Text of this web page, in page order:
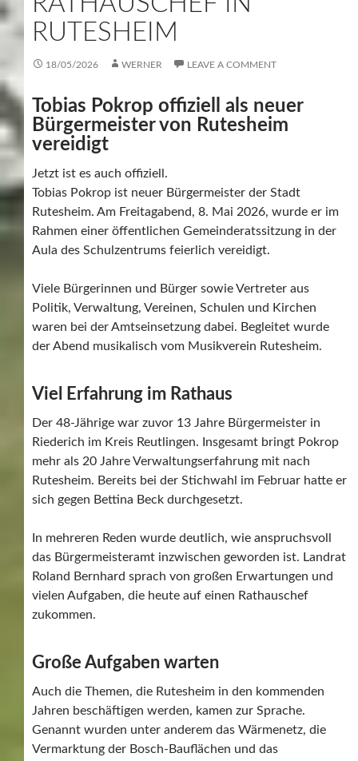
RUTESHEIM
18/05/2026 WERNER LEAVE A COMMENT
Tobias Pokrop offiziell als neuer
Bürgermeister von Rutesheim
vereidigt
Jetzt ist es auch offiziell.
Tobias Pokrop ist neuer Bürgermeister der Stadt
Rutesheim. Am Freitagabend, 8. Mai 2026, wurde er im
Rahmen einer öffentlichen Gemeinderatssitzung in der
Aula des Schulzentrums feierlich vereidigt.
Viele Bürgerinnen und Bürger sowie Vertreter aus
Politik, Verwaltung, Vereinen, Schulen und Kirchen
waren bei der Amtseinsetzung dabei. Begleitet wurde
der Abend musikalisch vom Musikverein Rutesheim.
Viel Erfahrung im Rathaus
Der 48-Jährige war zuvor 13 Jahre Bürgermeister in
Riederich im Kreis Reutlingen. Insgesamt bringt Pokrop
mehr als 20 Jahre Verwaltungserfahrung mit nach
Rutesheim. Bereits bei der Stichwahl im Februar hatte er
sich gegen Bettina Beck durchgesetzt.
In mehreren Reden wurde deutlich, wie anspruchsvoll
das Bürgermeisteramt inzwischen geworden ist. Landrat
Roland Bernhard sprach von großen Erwartungen und
vielen Aufgaben, die heute auf einen Rathauschef
zukommen.
Große Aufgaben warten
Auch die Themen, die Rutesheim in den kommenden
Jahren beschäftigen werden, kamen zur Sprache.
Genannt wurden unter anderem das Wärmenetz, die
Vermarktung der Bosch-Bauflächen und das